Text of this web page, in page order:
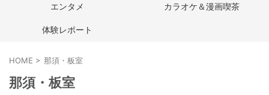
エンタメ カラオケ＆漫画喫茶
体験レポート
HOME > 那須・板室
那須・板室